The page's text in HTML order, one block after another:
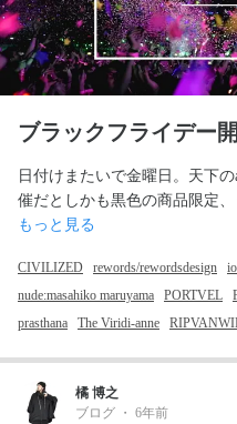
ブラックフライデー
日付けまたいで金曜日。天下
もっと見る
CIVILIZED rewords/rewordsdesign
nude:masahiko maruyama
PORTVEL
prasthana
The Viridi-anne
橘 博之
ブログ ・ 6年前